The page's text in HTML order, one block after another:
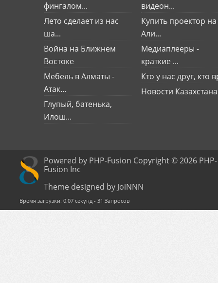
фингалом...
Лето сделает из нас
ша...
Война на Ближнем
Востоке
Мебель в Алматы -
Атак...
Глупый, батенька,
Илош...
видеон...
Купить проектор на
Али...
Медиаплееры -
краткие ...
Кто у нас друг, кто
Новости Казахстана
Powered by PHP-Fusion Copyright © 2026 PHP-
Fusion Inc
Theme designed by JoiNNN
Время загрузки: 0.07 секунд - 31 Запросов